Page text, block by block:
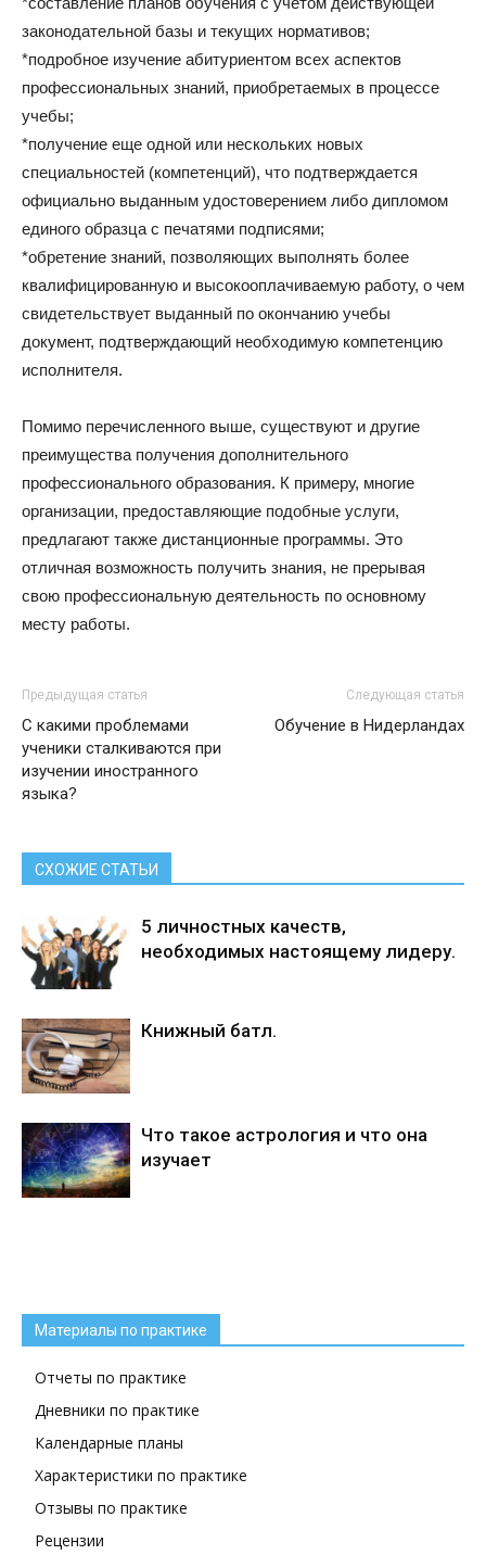
законодательной базы и текущих нормативов;
*подробное изучение абитуриентом всех аспектов
профессиональных знаний, приобретаемых в процессе
учебы;
*получение еще одной или нескольких новых
специальностей (компетенций), что подтверждается
официально выданным удостоверением либо дипломом
единого образца с печатями подписями;
*обретение знаний, позволяющих выполнять более
квалифицированную и высокооплачиваемую работу, о чем
свидетельствует выданный по окончанию учебы
документ, подтверждающий необходимую компетенцию
исполнителя.
Помимо перечисленного выше, существуют и другие
преимущества получения дополнительного
профессионального образования. К примеру, многие
организации, предоставляющие подобные услуги,
предлагают также дистанционные программы. Это
отличная возможность получить знания, не прерывая
свою профессиональную деятельность по основному
месту работы.
Предыдущая статья
С какими проблемами
ученики сталкиваются при
изучении иностранного
языка?
Следующая статья
Обучение в Нидерландах
СХОЖИЕ СТАТЬИ
5 личностных качеств,
необходимых настоящему лидеру.
Книжный батл.
Что такое астрология и что она
изучает
Материалы по практике
Отчеты по практике
Дневники по практике
Календарные планы
Характеристики по практике
Отзывы по практике
Рецензии